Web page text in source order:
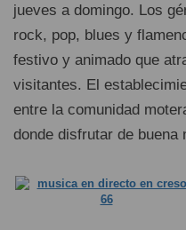
jueves a domingo. Los
rock, pop, blues y
festivo y animado que
visitantes. El
entre la comunidad
donde disfrutar de buena